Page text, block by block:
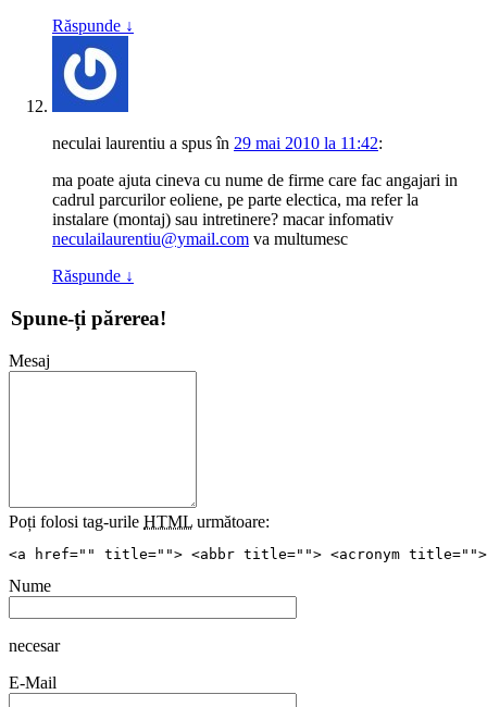
Răspunde ↓
neculai laurentiu a spusîn 29 mai 2010 la 11:42:
ma poate ajuta cineva cu nume de firme care fac angajari in
cadrul parcurilor eoliene, pe parte electica, ma refer la
instalare (montaj) sau intretinere? macar infomativ
neculailaurentiu@ymail.com va multumesc
Răspunde ↓
Spune-ți părerea!
Mesaj
Poți folosi tag-urile HTML următoare:
<a href="" title=""> <abbr title=""> <acronym title="">
Nume
necesar
E-Mail